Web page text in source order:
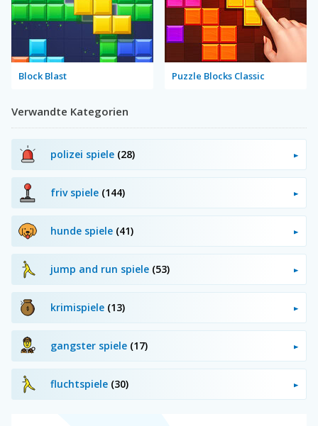
Block Blast Puzzle Blocks Classic
Verwandte Kategorien
polizei spiele (28)
friv spiele (144)
hunde spiele (41)
jump and run spiele (53)
krimispiele (13)
gangster spiele (17)
fluchtspiele (30)